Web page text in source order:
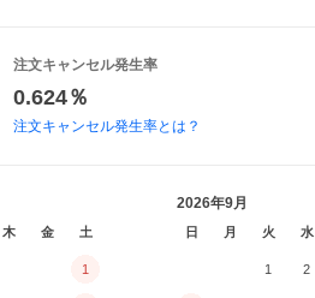
注文キャンセル発生率
0.624％
注文キャンセル発生率とは？
木 金 土
1
2026年9月
日 月 火 水
1 2